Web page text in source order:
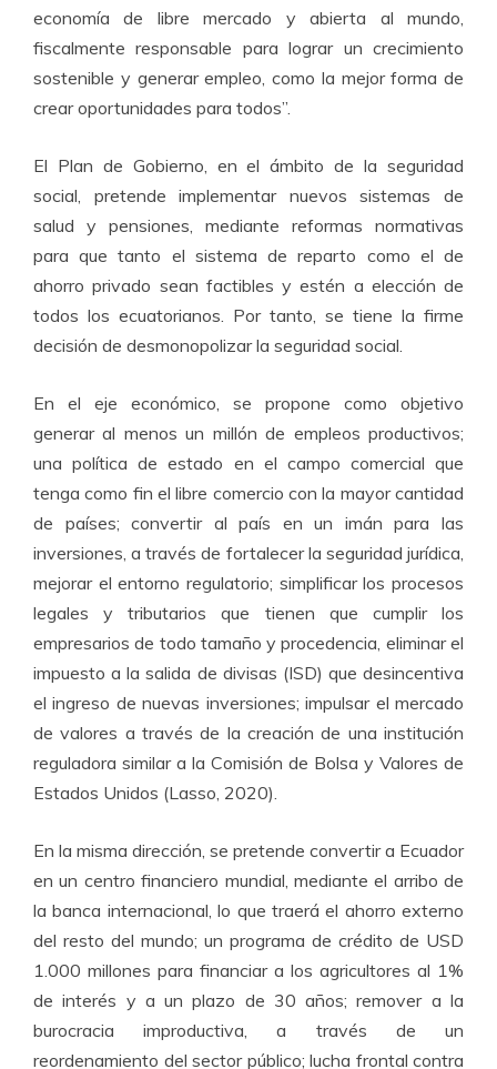
economía de libre mercado y abierta al mundo,
fiscalmente responsable para lograr un crecimiento
sostenible y generar empleo, como la mejor forma de
crear oportunidades para todos”.
El Plan de Gobierno, en el ámbito de la seguridad
social, pretende implementar nuevos sistemas de
salud y pensiones, mediante reformas normativas
para que tanto el sistema de reparto como el de
ahorro privado sean factibles y estén a elección de
todos los ecuatorianos. Por tanto, se tiene la firme
decisión de desmonopolizar la seguridad social.
En el eje económico, se propone como objetivo
generar al menos un millón de empleos productivos;
una política de estado en el campo comercial que
tenga como fin el libre comercio con la mayor cantidad
de países; convertir al país en un imán para las
inversiones, a través de fortalecer la seguridad jurídica,
mejorar el entorno regulatorio; simplificar los procesos
legales y tributarios que tienen que cumplir los
empresarios de todo tamaño y procedencia, eliminar el
impuesto a la salida de divisas (ISD) que desincentiva
el ingreso de nuevas inversiones; impulsar el mercado
de valores a través de la creación de una institución
reguladora similar a la Comisión de Bolsa y Valores de
Estados Unidos (Lasso, 2020).
En la misma dirección, se pretende convertir a Ecuador
en un centro financiero mundial, mediante el arribo de
la banca internacional, lo que traerá el ahorro externo
del resto del mundo; un programa de crédito de USD
1.000 millones para financiar a los agricultores al 1%
de interés y a un plazo de 30 años; remover a la
burocracia improductiva, a través de un
reordenamiento del sector público; lucha frontal contra